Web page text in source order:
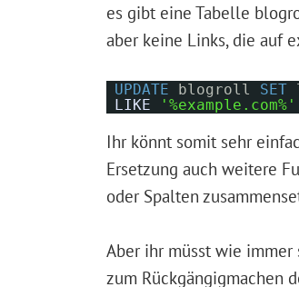
es gibt eine Tabelle
aber keine Links, die auf
UPDATE blogroll SET
LIKE
'%example.com%'
Ihr könnt somit sehr
Ersetzung auch weitere
oder Spalten
Aber ihr müsst wie immer
zum Rückgängigmachen